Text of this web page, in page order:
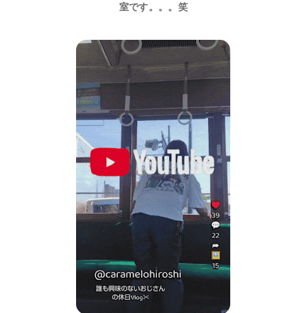
室です。。。笑